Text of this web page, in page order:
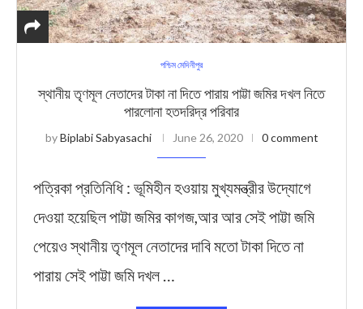
পশ্চিম মেদিনীপুর
স্থানীয় তৃণমূল নেতাদের টাকা না দিতে পারায় পাট্টা জমির দখল নিতে
পারলোনা হতদরিদ্র পরিবার
byBiplabi Sabyasachi June 26, 2020 0 comment
পত্রিকা প্রতিনিধি : ভূমিহীন হওয়ায় মুখ্যমন্ত্রীর উদ্যোগে
দেওয়া হয়েছিল পাট্টা জমির কাগজ,আর আর সেই পাট্টা জমি
পেয়েও স্থানীয় তৃণমূল নেতাদের দাবি মতো টাকা দিতে না
পারায় সেই পাট্টা জমি দখল …